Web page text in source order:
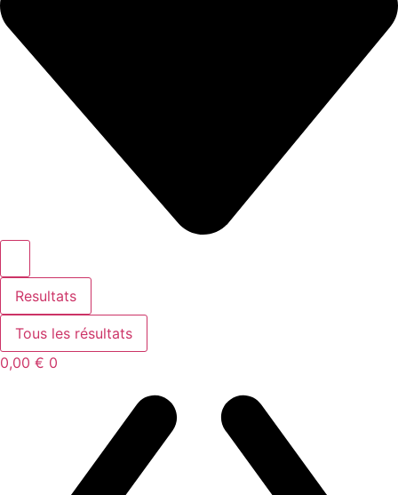
Resultats
Tous les résultats
0,00 € 0